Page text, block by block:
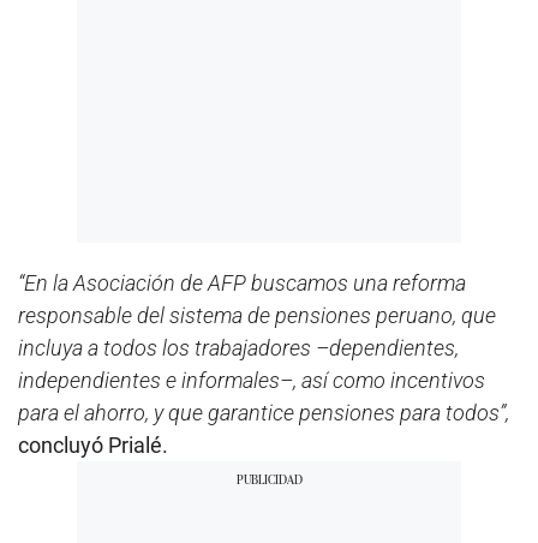
“En la Asociación de AFP buscamos una reforma
responsable del sistema de pensiones peruano, que
incluya a todos los trabajadores –dependientes,
independientes e informales–, así como incentivos
para el ahorro, y que garantice pensiones para todos”,
concluyó Prialé.